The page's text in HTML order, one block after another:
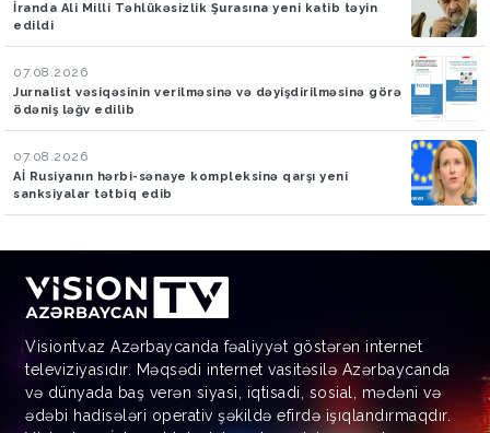
İranda Ali Milli Təhlükəsizlik Şurasına yeni katib təyin
edildi
07.08.2026
Jurnalist vəsiqəsinin verilməsinə və dəyişdirilməsinə görə
ödəniş ləğv edilib
07.08.2026
Aİ Rusiyanın hərbi-sənaye kompleksinə qarşı yeni
sanksiyalar tətbiq edib
Visiontv.az Azərbaycanda fəaliyyət göstərən internet
televiziyasıdır. Məqsədi internet vasitəsilə Azərbaycanda
və dünyada baş verən siyasi, iqtisadi, sosial, mədəni və
ədəbi hadisələri operativ şəkildə efirdə işıqlandırmaqdır.